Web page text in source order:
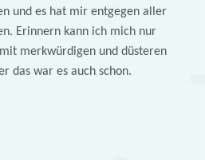
und es hat mir entgegen aller
Erinnern kann ich mich nur
merkwürdigen und düsteren
das war es auch schon.